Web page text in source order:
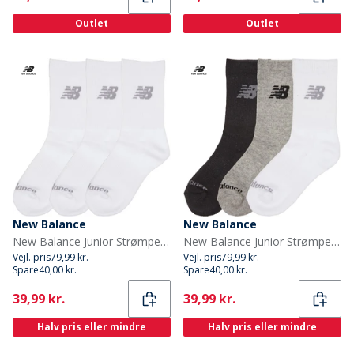
Outlet Outlet
New Balance
New Balance Junior Strømper med Polstring 3-pak Hvid
Vejl. pris79,99 kr.
Spare40,00 kr.
Current
39,99 kr.
Halv pris eller mindre
New Balance
New Balance Junior Strømper med Polstring 3-Pak Multi
Vejl. pris79,99 kr.
Spare40,00 kr.
Current
39,99 kr.
Halv pris eller mindre